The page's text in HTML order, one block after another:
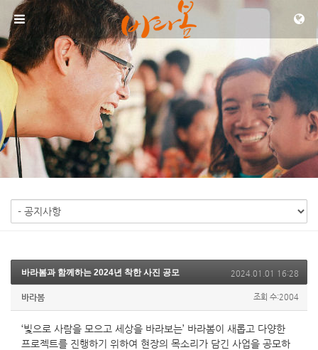
메뉴 건너뛰기
바라봄과 함께하는 2024년 착한 사진 공모 2024.01.01 16:28
바라봄 조회 수:2004
‘빛으로 사람을 모으고 세상을 바라보는’ 바라봄이 새롭고 다양한
프로젝트를 진행하기 위하여 현장의 목소리가 담긴 사업을 공모하